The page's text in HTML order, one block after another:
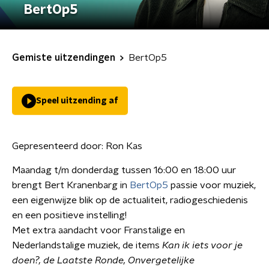
BertOp5
Gemiste uitzendingen BertOp5
Speel uitzending af
Gepresenteerd door: Ron Kas
Maandag t/m donderdag tussen 16:00 en 18:00 uur
brengt Bert Kranenbarg in BertOp5 passie voor muziek,
een eigenwijze blik op de actualiteit, radiogeschiedenis
en een positieve instelling!
Met extra aandacht voor Franstalige en
Nederlandstalige muziek, de items Kan ik iets voor je
doen?, de Laatste Ronde, Onvergetelijke